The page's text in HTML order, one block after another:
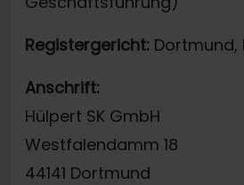
Registergericht: Dortmund,
Anschrift:
Hülpert SK GmbH
Westfalendamm 18
44141 Dortmund